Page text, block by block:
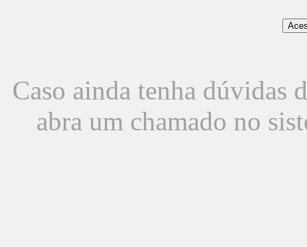
Caso ainda tenha dúvidas
abra um chamado no